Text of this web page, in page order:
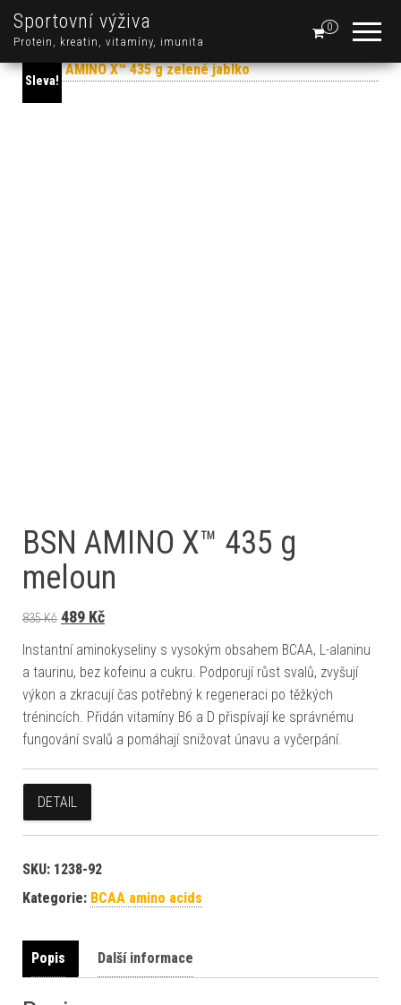
Sportovní výživa
Protein, kreatin, vitamíny, imunita
0
Sleva!
BSN AMINO X™ 435 g
meloun
835Kč Původní cena byla: 835 Kč.
489 KčAktuální cena je: 489 Kč.
Instantní aminokyseliny s vysokým obsahem BCAA, L-alaninu
a taurinu, bez kofeinu a cukru. Podporují růst svalů, zvyšují
výkon a zkracují čas potřebný k regeneraci po těžkých
trénincích. Přidán vitamíny B6 a D přispívají ke správnému
fungování svalů a pomáhají snižovat únavu a vyčerpání.
DETAIL
SKU: 1238-92
Kategorie: BCAA amino acids
Popis Další informace